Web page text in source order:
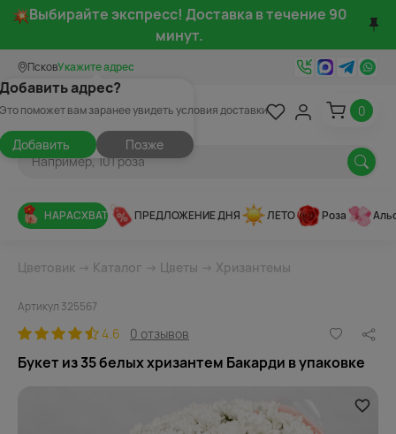
Выбирайте экспресс! Доставка в течение 90
минут.
ПсковУкажите адрес
адрес?
поможет вам заранее увидеть условия доставки
Добавить Позже
0
НАРАСХВАТ ПРЕДЛОЖЕНИЕ ДНЯ ЛЕТО Роза
Цветовик → Каталог → Цветы → Хризантемы
Артикул 325567
4.6 0 отзывов
Букет из 35 белых хризантем Бакарди в упаковке